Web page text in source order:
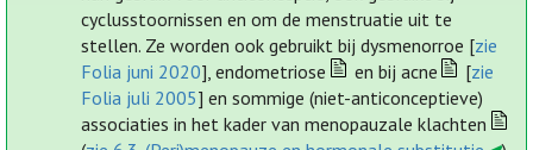
cyclusstoornissen en om de menstruatie uit te
stellen. Ze worden ook gebruikt bij dysmenorroe [zie
Folia juni 2020], endometriose en bij acne [zie
Folia juli 2005] en sommige (niet-anticonceptieve)
associaties in het kader van menopauzale klachten